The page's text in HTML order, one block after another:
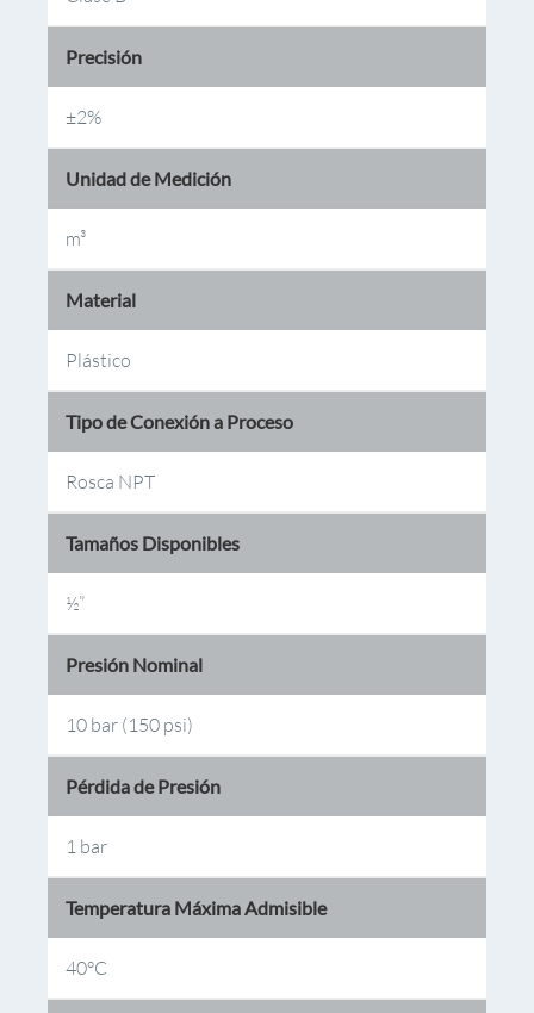
Precisión
±2%
Unidad de Medición
m³
Material
Plástico
Tipo de Conexión a Proceso
Rosca NPT
Tamaños Disponibles
½”
Presión Nominal
10 bar (150 psi)
Pérdida de Presión
1 bar
Temperatura Máxima Admisible
40°C